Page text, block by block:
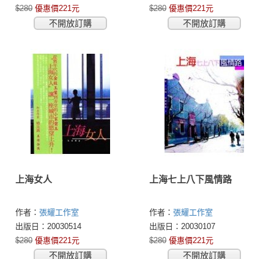
$280 優惠價221元
不開放訂購
$280 優惠價221元
不開放訂購
上海女人
作者： 張耀工作室
出版日：20030514
$280 優惠價221元
不開放訂購
上海七上八下風情路
作者： 張耀工作室
出版日：20030107
$280 優惠價221元
不開放訂購